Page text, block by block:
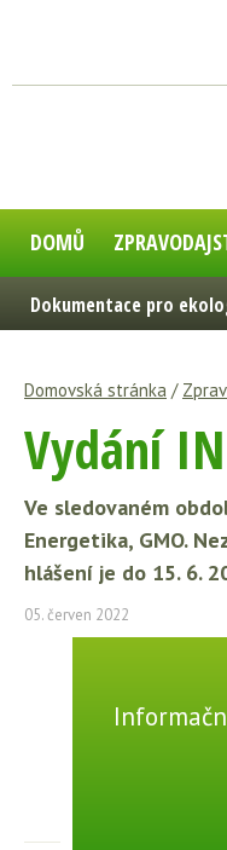
DOMŮ
Dokumentace pro
Domovská stránka /
Vydání
Ve sledovaném
Energetika, GMO.
hlášení je do 15. 6.
05. červen 2022